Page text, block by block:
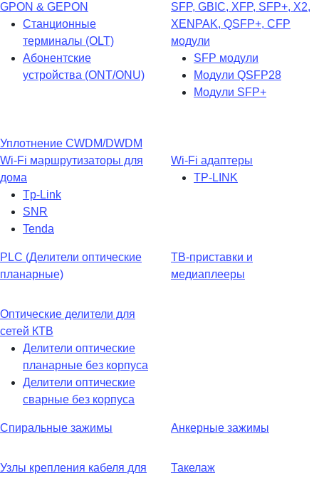
GPON & GEPON
Станционные
терминалы (OLT)
Абонентские
устройства (ONT/ONU)
SFP, GBIC, XFP, SFP+, X2,
XENPAK, QSFP+, CFP
модули
SFP модули
Модули QSFP28
Модули SFP+
Уплотнение CWDM/DWDM
Wi-Fi маршрутизаторы для
дома
Tp-Link
SNR
Tenda
Wi-Fi адаптеры
TP-LINK
PLC (Делители оптические
планарные)
ТВ-приставки и
медиаплееры
Оптические делители для
сетей КТВ
Делители оптические
планарные без корпуса
Делители оптические
сварные без корпуса
Спиральные зажимы Анкерные зажимы
Узлы крепления кабеля для
Такелаж